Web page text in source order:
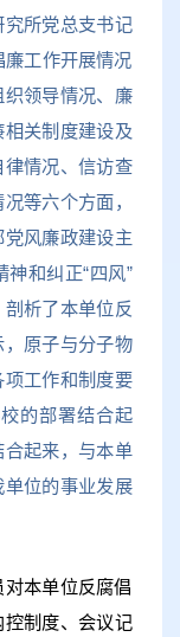
所党总支书记
廉工作开展情况
领导情况、廉
关制度建设及
情况、信访查
等六个方面，
风廉政建设主
和纠正“四风”
析了本单位反
原子与分子物
工作和制度要
的部署结合起
起来，与本单
位的事业发展
本单位反腐倡
制度、会议记